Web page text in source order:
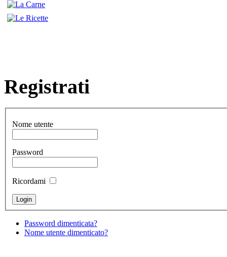
Registrati
Nome utente
Password
Ricordami
Password dimenticata?
Nome utente dimenticato?